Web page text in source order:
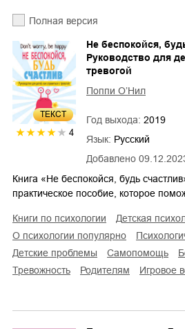
Полная версия
ТЕКСТ
4
Добавлено
Не беспокойся,
Руководство для
тревогой
Поппи О’Нил
Год выхода: 2019
Язык: Русский
Книга «Не беспокойся, будь
практическое пособие, которое
книги по психологии
детская
о психологии популярно
детские проблемы
самопомощь
тревожность
родителям игровое